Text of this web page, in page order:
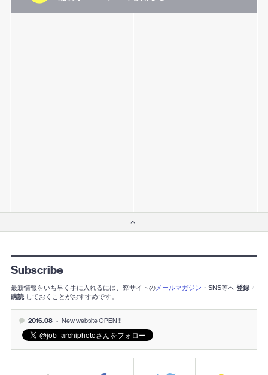
Subscribe
最新情報をいち早く手に入れるには、弊サイトのメールマガジン ・SNS等へ 登録 /
購読 しておくことがおすすめです。
2016.08 - New website OPEN !!